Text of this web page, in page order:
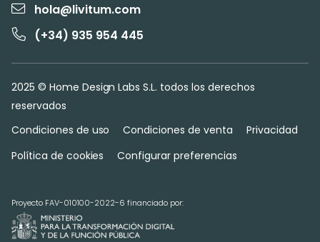
hola@livitum.com
(+34) 935 954 445
2025 © Home Design Labs S.L. todos los derechos
reservados
Condiciones de uso
Condiciones de venta
Privacidad
Política de cookies
Configurar preferencias
Proyecto FAV-010100-2022-6 financiado por: